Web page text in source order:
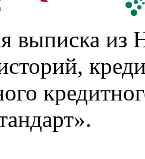
выписка из